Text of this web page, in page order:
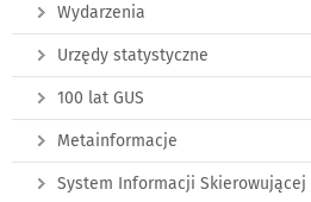
Wydarzenia
Urzędy statystyczne
100 lat GUS
Metainformacje
System Informacji Skierowującej